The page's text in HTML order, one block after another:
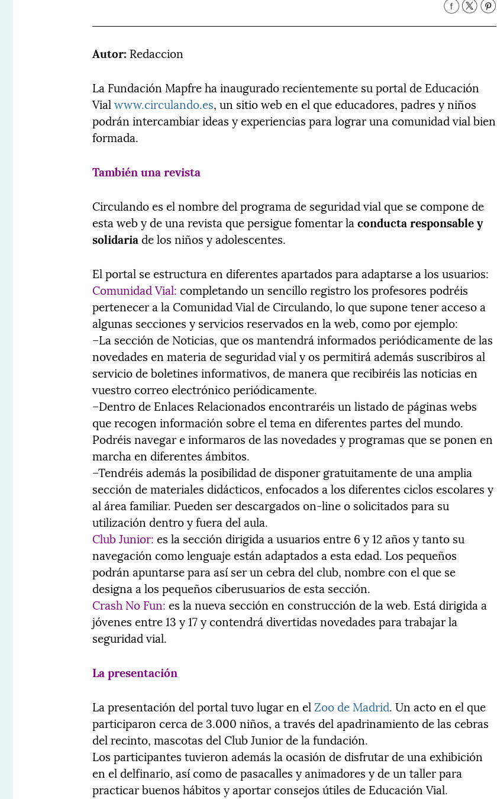
Autor: Redaccion
La Fundación Mapfre ha inaugurado recientemente su portal de Educación
Vialwww.circulando.es, un sitio web en el que educadores, padres y niños
podrán intercambiar ideas y experiencias para lograr una comunidad vial bien
formada.
También una revista
Circulando es el nombre del programa de seguridad vial que se compone de
esta web y de una revista que persigue fomentar laconducta responsable y
solidariade los niños y adolescentes.
El portal se estructura en diferentes apartados para adaptarse a los usuarios:
Comunidad Vial: completando un sencillo registro los profesores podréis
pertenecer a la Comunidad Vial de Circulando, lo que supone tener acceso a
algunas secciones y servicios reservados en la web, como por ejemplo:
–La sección de Noticias, que os mantendrá informados periódicamente de las
novedades en materia de seguridad vial y os permitirá además suscribiros al
servicio de boletines informativos, de manera que recibiréis las noticias en
vuestro correo electrónico periódicamente.
–Dentro de Enlaces Relacionados encontraréis un listado de páginas webs
que recogen información sobre el tema en diferentes partes del mundo.
Podréis navegar e informaros de las novedades y programas que se ponen en
marcha en diferentes ámbitos.
–Tendréis además la posibilidad de disponer gratuitamente de una amplia
sección de materiales didácticos, enfocados a los diferentes ciclos escolares y
al área familiar. Pueden ser descargados on-line o solicitados para su
utilización dentro y fuera del aula.
Club Junior: es la sección dirigida a usuarios entre 6 y 12 años y tanto su
navegación como lenguaje están adaptados a esta edad. Los pequeños
podrán apuntarse para así ser un cebra del club, nombre con el que se
designa a los pequeños ciberusuarios de esta sección.
Crash No Fun: es la nueva sección en construcción de la web. Está dirigida a
jóvenes entre 13 y 17 y contendrá divertidas novedades para trabajar la
seguridad vial.
La presentación
La presentación del portal tuvo lugar en elZoo de Madrid. Un acto en el que
participaron cerca de 3.000 niños, a través del apadrinamiento de las cebras
del recinto, mascotas del Club Junior de la fundación.
Los participantes tuvieron además la ocasión de disfrutar de una exhibición
en el delfinario, así como de pasacalles y animadores y de un taller para
practicar buenos hábitos y aportar consejos útiles de Educación Vial.